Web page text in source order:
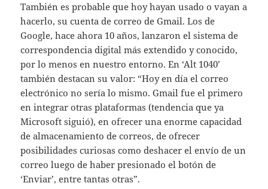
También es probable que hoy hayan usado o vayan a
hacerlo, su cuenta de correo de Gmail. Los de
Google, hace ahora 10 años, lanzaron el sistema de
correspondencia digital más extendido y conocido,
por lo menos en nuestro entorno. En ‘Alt 1040’
también destacan su valor: “Hoy en día el correo
electrónico no sería lo mismo. Gmail fue el primero
en integrar otras plataformas (tendencia que ya
Microsoft siguió), en ofrecer una enorme capacidad
de almacenamiento de correos, de ofrecer
posibilidades curiosas como deshacer el envío de un
correo luego de haber presionado el botón de
‘Enviar’, entre tantas otras”.